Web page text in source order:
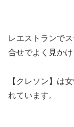
レエストランで
合せでよく見かけ
【クレソン】は
れています。